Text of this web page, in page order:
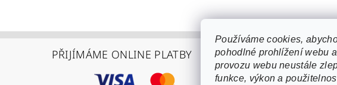
PŘIJÍMÁME ONLINE PLATBY
Používáme cookies,
pohodlné prohlížení webu
provozu webu neustále
funkce, výkon a